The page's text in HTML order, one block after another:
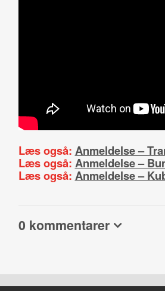
Læs også: Anmeldelse –
Læs også: Anmeldelse –
Læs også: Anmeldelse –
0 kommentarer